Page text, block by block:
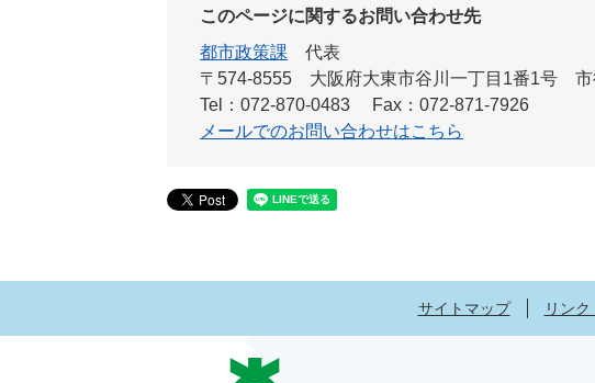
このページに関するお問い合わせ先
都市政策課
代表
〒574-8555 大阪府大東市谷川一丁目1番1号 市
Tel：072-870-0483
Fax：072-871-7926
メールでのお問い合わせはこちら
サイトマップ リン